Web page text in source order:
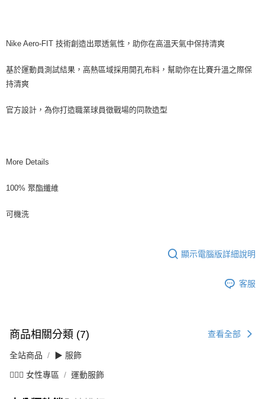
Nike Aero-FIT 技術創造出眾透氣性，助你在高溫天氣中保持清爽
基於運動員測試結果，高熱區域採用開孔布料，幫助你在比賽升溫之際保
持清爽
官方設計，為你打造職業球員徵戰場的同款造型
More Details
100% 聚酯纖維
可機洗
顯示電腦版詳細說明
客服
商品相關分類 (7) 查看全部
全站商品 ▶ 服飾
💁🏻‍♀️ 女性專區 運動服飾